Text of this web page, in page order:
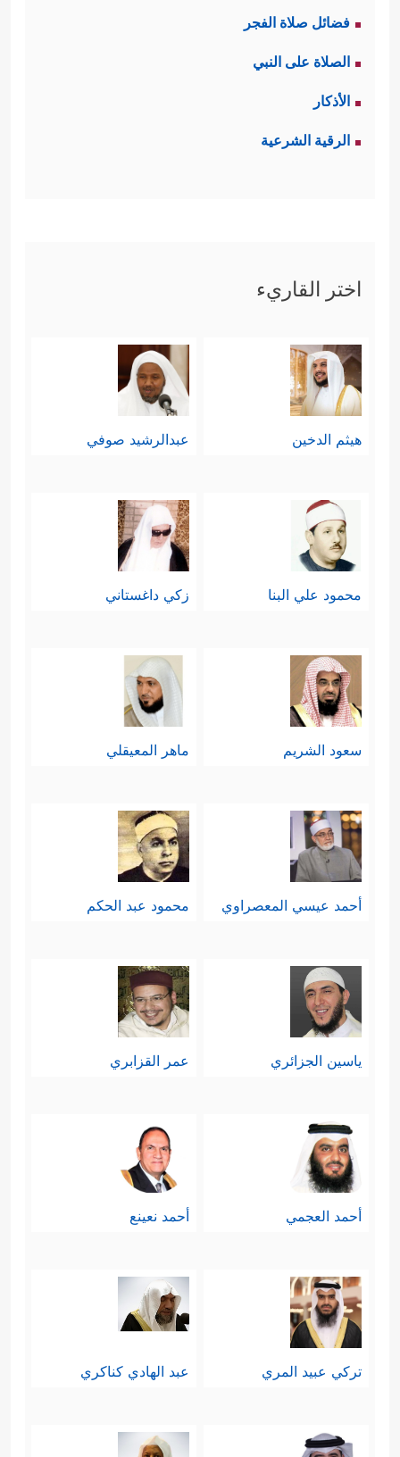
فضائل صلاة الفجر
الصلاة على النبي
الأذكار
الرقية الشرعية
اختر القاريء
هيثم الدخين عبدالرشيد صوفي
محمود علي البنا زكي داغستاني
سعود الشريم ماهر المعيقلي
أحمد عيسي المعصراوي محمود عبد الحكم
ياسين الجزائري عمر القزابري
أحمد العجمي أحمد نعينع
تركي عبيد المري عبد الهادي كناكري